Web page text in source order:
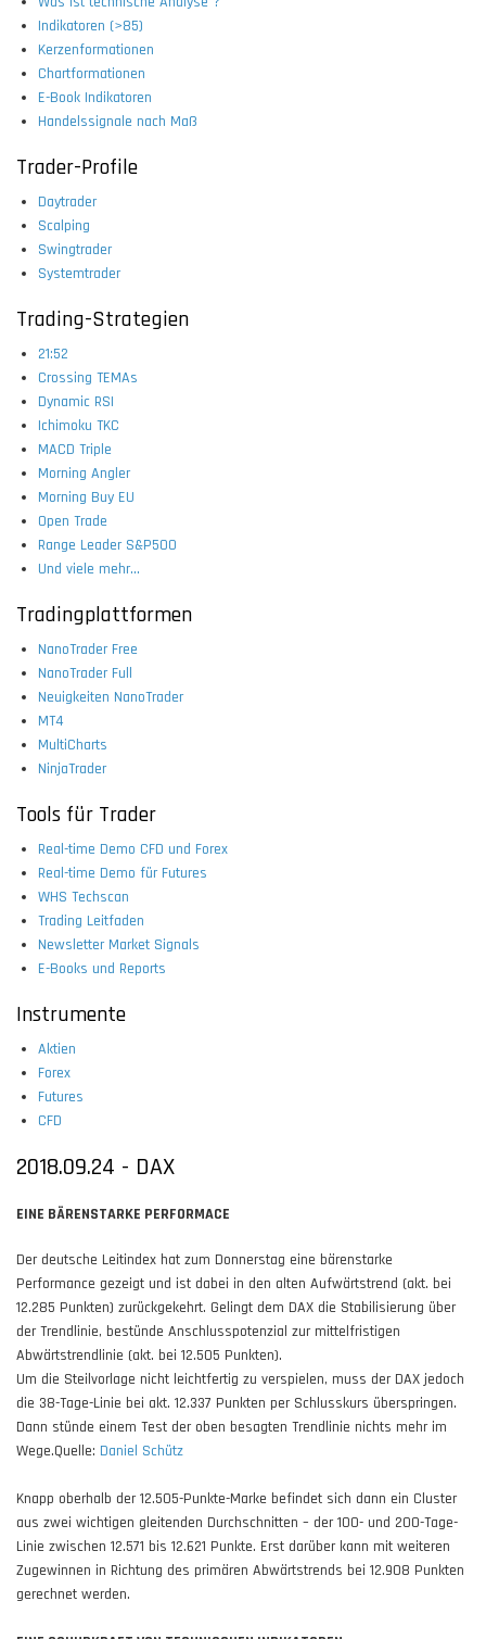
Indikatoren (>85)
Kerzenformationen
Chartformationen
E-Book Indikatoren
Handelssignale nach Maß
Trader-Profile
Daytrader
Scalping
Swingtrader
Systemtrader
Trading-Strategien
21:52
Crossing TEMAs
Dynamic RSI
Ichimoku TKC
MACD Triple
Morning Angler
Morning Buy EU
Open Trade
Range Leader S&P500
Und viele mehr...
Tradingplattformen
NanoTrader Free
NanoTrader Full
Neuigkeiten NanoTrader
MT4
MultiCharts
NinjaTrader
Tools für Trader
Real-time Demo CFD und Forex
Real-time Demo für Futures
WHS Techscan
Trading Leitfaden
Newsletter Market Signals
E-Books und Reports
Instrumente
Aktien
Forex
Futures
CFD
2018.09.24 - DAX
EINE BÄRENSTARKE PERFORMACE
Der deutsche Leitindex hat zum Donnerstag eine bärenstarke
Performance gezeigt und ist dabei in den alten Aufwärtstrend (akt. bei
12.285 Punkten) zurückgekehrt. Gelingt dem DAX die Stabilisierung über
der Trendlinie, bestünde Anschlusspotenzial zur mittelfristigen
Abwärtstrendlinie (akt. bei 12.505 Punkten).
Um die Steilvorlage nicht leichtfertig zu verspielen, muss der DAX jedoch
die 38-Tage-Linie bei akt. 12.337 Punkten per Schlusskurs überspringen.
Dann stünde einem Test der oben besagten Trendlinie nichts mehr im
Wege.Quelle: Daniel Schütz
Knapp oberhalb der 12.505-Punkte-Marke befindet sich dann ein Cluster
aus zwei wichtigen gleitenden Durchschnitten – der 100- und 200-Tage-
Linie zwischen 12.571 bis 12.621 Punkte. Erst darüber kann mit weiteren
Zugewinnen in Richtung des primären Abwärtstrends bei 12.908 Punkten
gerechnet werden.